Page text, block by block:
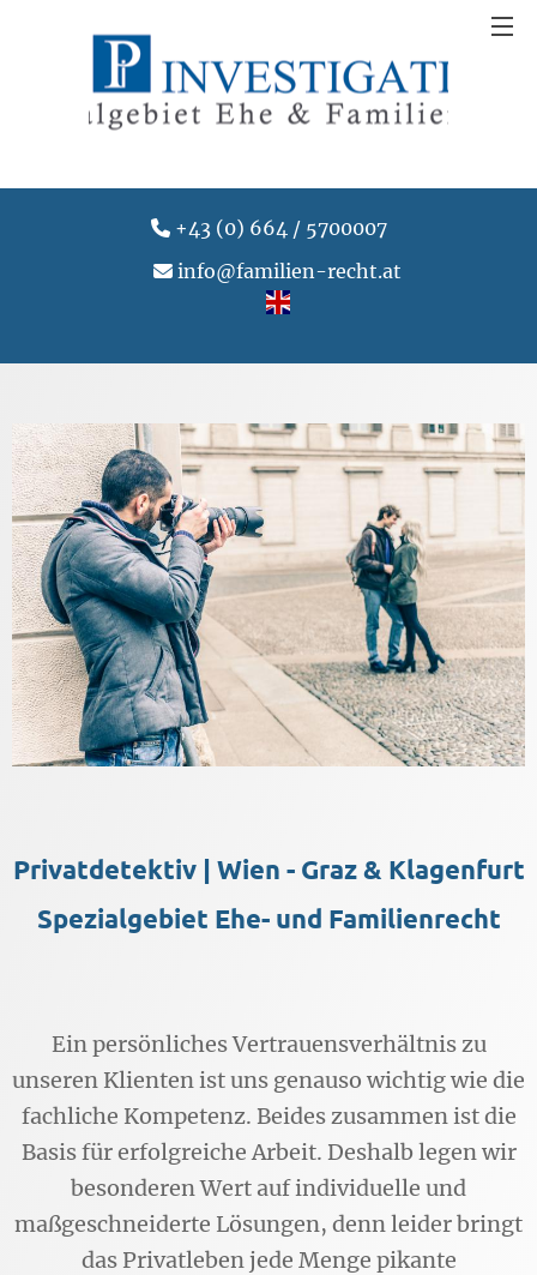
+43 (0) 664 / 5700007
info@familien-recht.at
Privatdetektiv | Wien - Graz & Klagenfurt
Spezialgebiet Ehe- und Familienrecht
Ein persönliches Vertrauensverhältnis zu
unseren Klienten ist uns genauso wichtig wie die
fachliche Kompetenz. Beides zusammen ist die
Basis für erfolgreiche Arbeit. Deshalb legen wir
besonderen Wert auf individuelle und
maßgeschneiderte Lösungen, denn leider bringt
das Privatleben jede Menge pikante